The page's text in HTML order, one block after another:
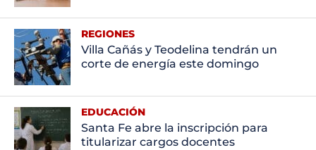
REGIONES
Villa Cañás y Teodelina tendrán un
corte de energía este domingo
EDUCACIÓN
Santa Fe abre la inscripción para
titularizar cargos docentes